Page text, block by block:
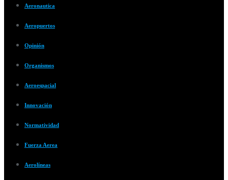
Aeronautica
Aeropuertos
Opinión
Organismos
Aeroespacial
Innovación
Normatividad
Fuerza Aerea
Aerolíneas